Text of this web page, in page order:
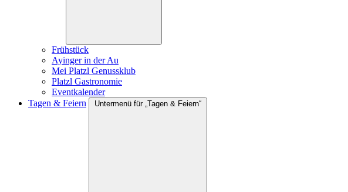
Frühstück
Ayinger in der Au
Mei Platzl Genussklub
Platzl Gastronomie
Eventkalender
Tagen & Feiern
Untermenü für „Tagen & Feiern“